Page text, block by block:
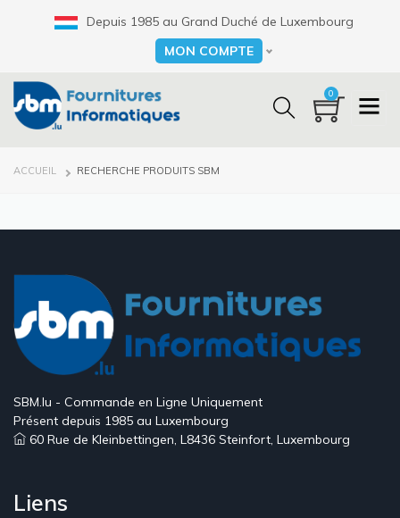
Depuis 1985 au Grand Duché de Luxembourg
Select your language
MON COMPTE
0
FIL
ACCUEIL RECHERCHE PRODUITS SBM
SBM.lu - Commande en Ligne Uniquement
Présent depuis 1985 au Luxembourg
60 Rue de Kleinbettingen, L8436 Steinfort, Luxembourg
Liens